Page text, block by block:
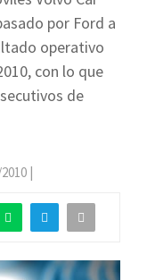
por Ford a
operativo
con lo que
de
|